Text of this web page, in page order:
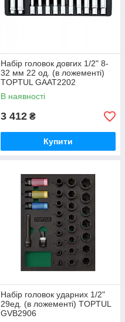
Набір головок довгих 1/2" 8-
32 мм 22 од. (в ложементі)
TOPTUL GAAT2202
В наявності
3 412 ₴
Купити
Набір головок ударних 1/2"
29ед. (в ложементі) TOPTUL
GVB2906